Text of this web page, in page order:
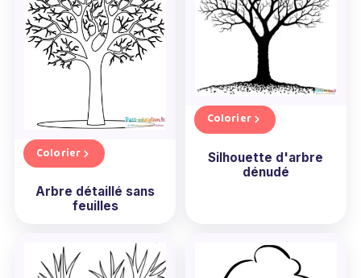
Colorier
Arbre détaillé sans
feuilles
Colorier
Silhouette d'arbre
dénudé